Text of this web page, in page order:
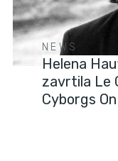
NEWS
Helena
zavrtila Le
Cyborgs